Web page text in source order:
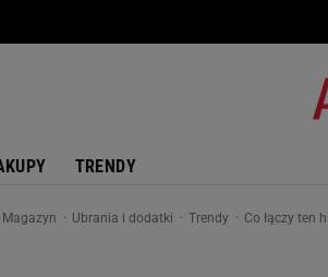
TRENDY
Magazyn Ubrania i dodatki Trendy Co łączy ten